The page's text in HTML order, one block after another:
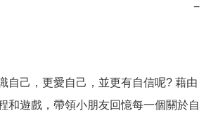
−
自己，更愛自己，並更有自信呢? 藉由
和遊戲，帶領小朋友回憶每一個關於自